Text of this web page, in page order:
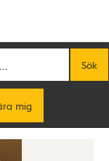
Sök
mig